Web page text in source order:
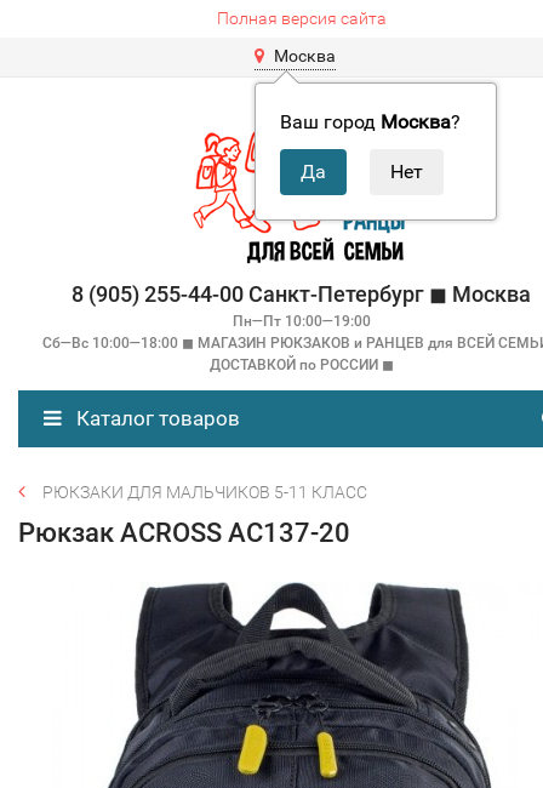
Полная версия сайта
Москва
Ваш город Москва?
8 (905) 255-44-00 Санкт-Петербург ◼ Москва
Пн—Пт 10:00—19:00
Сб—Вс 10:00—18:00 ◼ МАГАЗИН РЮКЗАКОВ и РАНЦЕВ для ВСЕЙ
ДОСТАВКОЙ по РОССИИ ◼
Каталог товаров
РЮКЗАКИ ДЛЯ МАЛЬЧИКОВ 5-11 КЛАСС
Рюкзак ACROSS AC137-20